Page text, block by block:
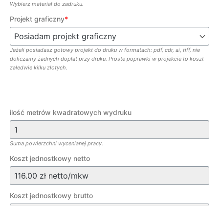
Wybierz materiał do zadruku.
Projekt graficzny*
Jeżeli posiadasz gotowy projekt do druku w formatach: pdf, cdr, ai, tiff, nie
doliczamy żadnych dopłat przy druku. Proste poprawki w projekcie to koszt
zaledwie kilku złotych.
ilość metrów kwadratowych wydruku
Suma powierzchni wycenianej pracy.
Koszt jednostkowy netto
Koszt jednostkowy brutto